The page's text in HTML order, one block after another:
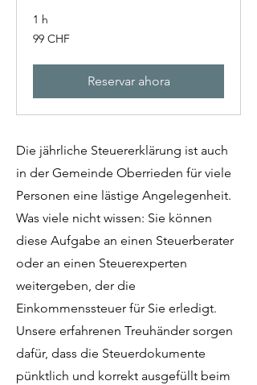
1 h
99
francos
99 CHF
Reservar ahora
Die jährliche Steuererklärung ist auch
in der Gemeinde Oberrieden für viele
Personen eine lästige Angelegenheit.
Was viele nicht wissen: Sie können
diese Aufgabe an einen Steuerberater
oder an einen Steuerexperten
weitergeben, der die
Einkommenssteuer für Sie erledigt.
Unsere erfahrenen Treuhänder sorgen
dafür, dass die Steuerdokumente
pünktlich und korrekt ausgefüllt beim